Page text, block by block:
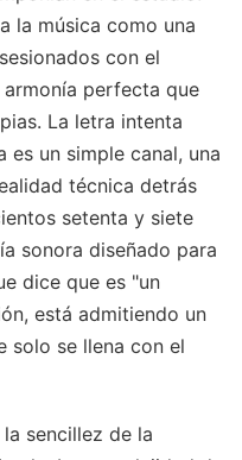
la música como una
con el
perfecta que
La letra intenta
un simple canal, una
técnica detrás
setenta y siete
sonora diseñado para
dice que es "un
está admitiendo un
solo se llena con el
sencillez de la